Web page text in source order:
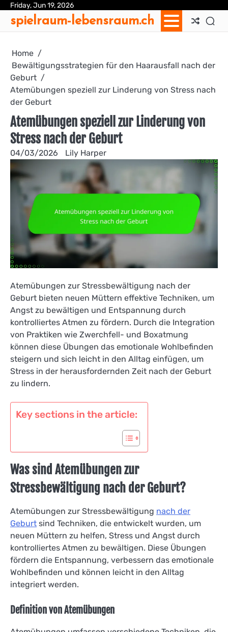
Skip
content
Friday, Jun 19, 2026
spielraum-lebensraum.ch
Home
Bewältigungsstrategien für den Haarausfall nach der
Geburt
Atemübungen speziell zur Linderung von Stress nach
der Geburt
Atemübungen speziell zur Linderung von
Stress nach der Geburt
04/03/2026 Lily Harper
Atemübungen zur Stressbewältigung nach der
Geburt bieten neuen Müttern effektive Techniken, um
Angst zu bewältigen und Entspannung durch
kontrolliertes Atmen zu fördern. Durch die Integration
von Praktiken wie Zwerchfell- und Boxatmung
können diese Übungen das emotionale Wohlbefinden
steigern und sich leicht in den Alltag einfügen, um
Stress in der herausfordernden Zeit nach der Geburt
zu lindern.
Key sections in the article:
Was sind Atemübungen zur
Stressbewältigung nach der Geburt?
Atemübungen zur Stressbewältigung nach der
Geburt sind Techniken, die entwickelt wurden, um
neuen Müttern zu helfen, Stress und Angst durch
kontrolliertes Atmen zu bewältigen. Diese Übungen
fördern die Entspannung, verbessern das emotionale
Wohlbefinden und können leicht in den Alltag
integriert werden.
Definition von Atemübungen